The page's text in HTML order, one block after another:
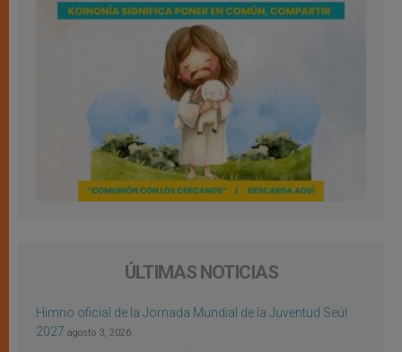
ÚLTIMAS NOTICIAS
Himno oficial de la Jornada Mundial de la Juventud Seúl
2027 agosto 3, 2026